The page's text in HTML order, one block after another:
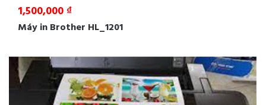
1,500,000 ₫
Máy in Brother HL_1201